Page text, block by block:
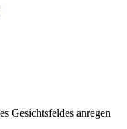
Gesichtsfeldes anregen